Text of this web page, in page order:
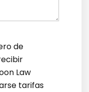
de
Law
tarifas